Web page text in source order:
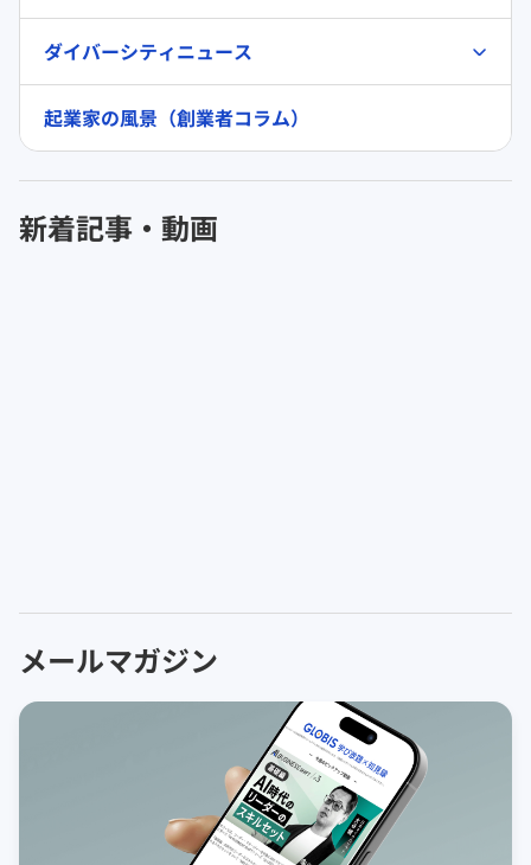
ダイバーシティニュース
起業家の風景（創業者コラム）
新着記事・動画
メールマガジン